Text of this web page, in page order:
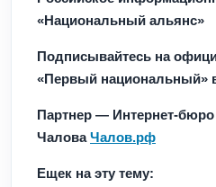
«Национальный альянс»
Подписывайтесь на
«Первый национальный»
Партнер — Интернет-
ЧаловаЧалов.рф
Ещек на эту тему: